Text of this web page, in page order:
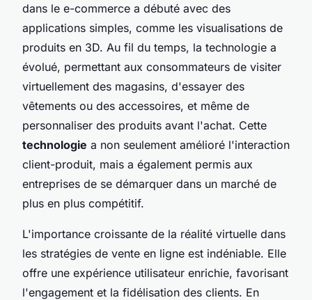
dans le e-commerce a débuté avec des
applications simples, comme les visualisations de
produits en 3D. Au fil du temps, la technologie a
évolué, permettant aux consommateurs de visiter
virtuellement des magasins, d'essayer des
vêtements ou des accessoires, et même de
personnaliser des produits avant l'achat. Cette
technologie a non seulement amélioré l'interaction
client-produit, mais a également permis aux
entreprises de se démarquer dans un marché de
plus en plus compétitif.
L'importance croissante de la réalité virtuelle dans
les stratégies de vente en ligne est indéniable. Elle
offre une expérience utilisateur enrichie, favorisant
l'engagement et la fidélisation des clients. En